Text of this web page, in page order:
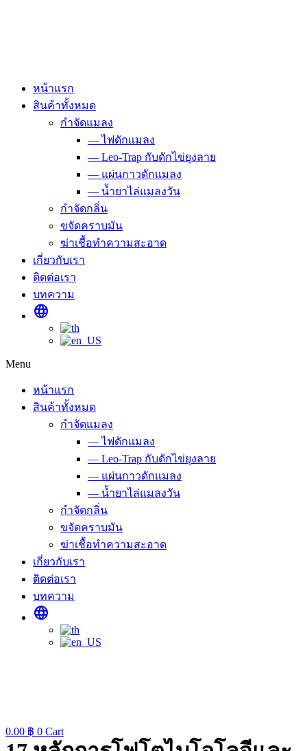
หน้าแรก
สินค้าทั้งหมด
กำจัดแมลง
— ไฟดักแมลง
— Leo-Trap กับดักไข่ยุงลาย
— แผ่นกาวดักแมลง
— น้ำยาไล่แมลงวัน
กำจัดกลิ่น
ขจัดคราบมัน
ฆ่าเชื้อทำความสะอาด
เกี่ยวกับเรา
ติดต่อเรา
บทความ
language
Menu
หน้าแรก
สินค้าทั้งหมด
กำจัดแมลง
— ไฟดักแมลง
— Leo-Trap กับดักไข่ยุงลาย
— แผ่นกาวดักแมลง
— น้ำยาไล่แมลงวัน
กำจัดกลิ่น
ขจัดคราบมัน
ฆ่าเชื้อทำความสะอาด
เกี่ยวกับเรา
ติดต่อเรา
บทความ
language
0.00 ฿ 0 Cart